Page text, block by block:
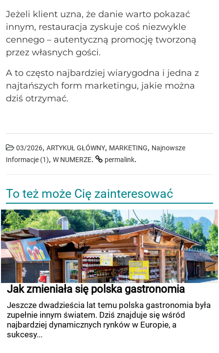
Jeżeli klient uzna, że danie warto pokazać
innym, restauracja zyskuje coś niezwykle
cennego – autentyczną promocję tworzoną
przez własnych gości.
A to często najbardziej wiarygodna i jedna z
najtańszych form marketingu, jakie można
dziś otrzymać.
03/2026, ARTYKUŁ GŁÓWNY, MARKETING, Najnowsze
Informacje (1), W NUMERZE. permalink.
To też może Cię zainteresować
Jak zmieniała się polska gastronomia
Jeszcze dwadzieścia lat temu polska gastronomia była
zupełnie innym światem. Dziś znajduje się wśród
najbardziej dynamicznych rynków w Europie, a
sukcesy...